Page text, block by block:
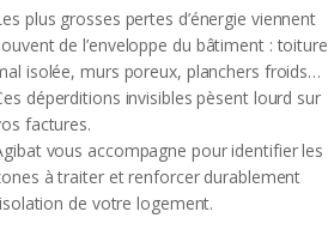
plus grosses pertes d’énergie viennent
de l’enveloppe du bâtiment : toiture
isolée, murs poreux, planchers froids…
déperditions invisibles pèsent lourd sur
factures.
vous accompagne pour identifier les
à traiter et renforcer durablement
de votre logement.